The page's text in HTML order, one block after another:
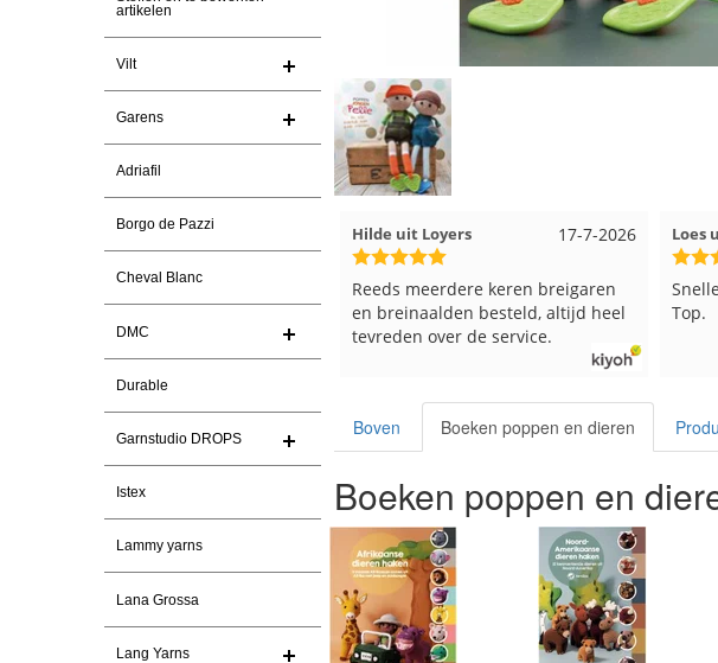
artikelen
Vilt
Garens
Adriafil
Borgo de Pazzi
Cheval Blanc
DMC
Durable
Garnstudio DROPS
Istex
Lammy yarns
Lana Grossa
Lang Yarns
Magnolia Ranch
Snelle levering en een keurig
pakket Ga er weer leuke pakket van
maken voor de markt.
17-7-2026
Hilde uit Loyers
Reeds meerdere keren breigaren
en breinaalden besteld, altijd heel
tevreden over de service.
Loes
Top.
Boven Boeken poppen en dieren
Boeken poppen en